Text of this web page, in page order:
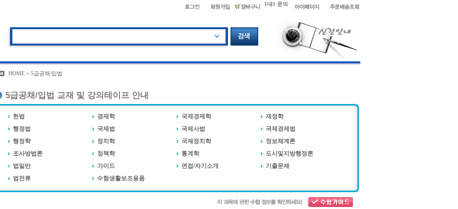
1대1 문의
HOME > 5급공채/입법
5급공채/입법 교재 및 강의테이프 안내
헌법 경제학 국제경제학
재정학
행정법
국제법 국제사법
국제경제법
행정학
정치학 국제정치학
정보체계론
조사방법론
정책학 통계학
도시및지방행정론
법일반
가이드 면접/자기소개
기출문제
법전류
수험생활보조용품